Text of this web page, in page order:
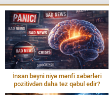
İnsan beyni niyə mənfi xəbərləri
pozitivdən daha tez qəbul edir?